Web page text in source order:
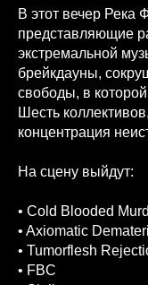
В этот вечер Река
представляющие
экстремальной
брейкдауны,
свободы, в
Шесть
концентрация
На сцену выйдут:
• Cold Blooded
• Axiomatic
• Tumorflesh
• FBC